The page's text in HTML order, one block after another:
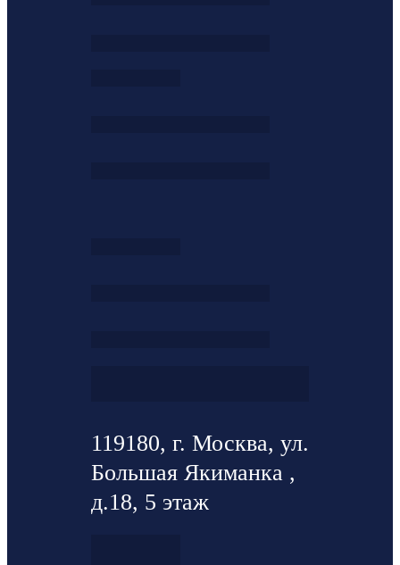
119180, г. Москва, ул.
Большая Якиманка ,
д.18, 5 этаж